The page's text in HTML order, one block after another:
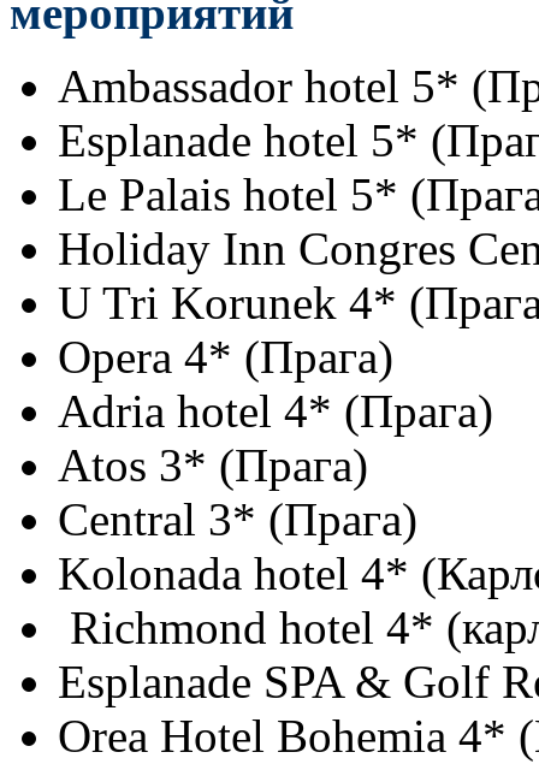
мероприятий
Ambassador hotel 5*
Esplanade hotel 5*
Le Palais hotel 5*
Holiday Inn Congres
U Tri Korunek 4*
Opera 4* (Прага)
Adria hotel 4* (Прага)
Atos 3* (Прага)
Central 3* (Прага)
Kolonada hotel 4*
Richmond hotel 4*
Esplanade SPA & Golf
Orea Hotel Bohemia 4*